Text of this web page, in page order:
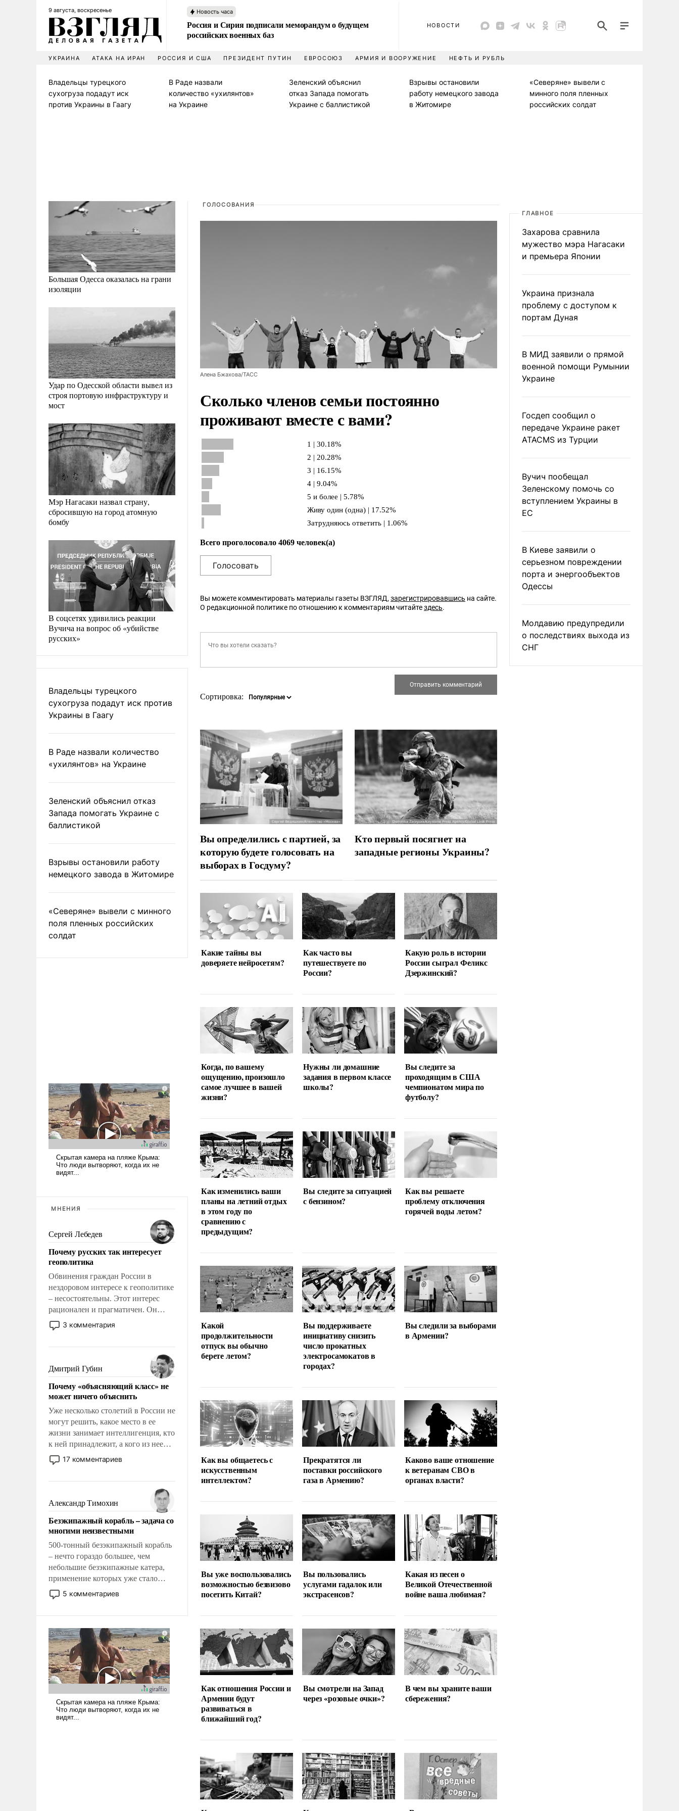
9 августа, воскресенье Новость часа
Россия и Сирия подписали меморандум о будущем
российских военных баз
НОВОСТИ
УКРАИНА АТАКА НА ИРАН РОССИЯ И США ПРЕЗИДЕНТ ПУТИН ЕВРОСОЮЗ АРМИЯ И ВООРУЖЕНИЕ НЕФТЬ И РУБЛЬ
Владельцы турецкого
сухогруза подадут иск
против Украины в Гаагу
В Раде назвали
количество «ухилянтов»
на Украине
Зеленский объяснил
отказ Запада помогать
Украине с баллистикой
Взрывы остановили
работу немецкого завода
в Житомире
«Северяне» вывели с
минного поля пленных
российских солдат
Большая Одесса оказалась на грани
изоляции
Удар по Одесской области вывел из
строя портовую инфраструктуру и
мост
Мэр Нагасаки назвал страну,
сбросившую на город атомную
бомбу
В соцсетях удивились реакции
Вучича на вопрос об «убийстве
русских»
Владельцы турецкого
сухогруза подадут иск против
Украины в Гаагу
В Раде назвали количество
«ухилянтов» на Украине
Зеленский объяснил отказ
Запада помогать Украине с
баллистикой
Взрывы остановили работу
немецкого завода в Житомире
«Северяне» вывели с минного
поля пленных российских
солдат
МНЕНИЯ
Сергей Лебедев
Почему русских так интересует
геополитика
Обвинения граждан России в
нездоровом интересе к геополитике
– несостоятельны. Этот интерес
рационален и прагматичен. Он
обусловлен тысячелетним опытом
выживания в крайне непростых
знанием, что мировая политика
имеет свойство заявляться на порог
нашего дома.
3 комментария
Дмитрий Губин
Почему «объясняющий класс» не
может ничего объяснить
Уже несколько столетий в России не
могут решить, какое место в ее
жизни занимает интеллигенция, кто
к ней принадлежит, а кого из нее
исключили с правом
восстановления и без оного. И чем
казалось, что эти вопросы решены
раз и навсегда, но – нет, не решены.
17 комментариев
Александр Тимохин
Безэкипажный корабль – задача со
многими неизвестными
500-тонный безэкипажный корабль
– нечто гораздо большее, чем
небольшие безэкипажные катера,
применение которых уже стало
обыденностью. Задача по созданию
такого корабля очень сложна и
наши боевые возможности.
5 комментариев
ГОЛОСОВАНИЯ
Алена Бжахова/ТАСС
Сколько членов семьи постоянно
проживают вместе с вами?
1 | 30.18%
2 | 20.28%
3 | 16.15%
4 | 9.04%
5 и более | 5.78%
Живу один (одна) | 17.52%
Затрудняюсь ответить | 1.06%
Всего проголосовало 4069 человек(а)
Вы можете комментировать материалы газеты ВЗГЛЯД, зарегистрировавшись на сайте.
О редакционной политике по отношению к комментариям читайтездесь.
Сортировка:
Вы определились с партией, за
которую будете голосовать на
выборах в Госдуму?
Кто первый посягнет на
западные регионы Украины?
Какие тайны вы
доверяете нейросетям?
Как часто вы
путешествуете по
России?
Какую роль в истории
России сыграл Феликс
Дзержинский?
Когда, по вашему
ощущению, произошло
самое лучшее в вашей
жизни?
Нужны ли домашние
задания в первом классе
школы?
Вы следите за
проходящим в США
чемпионатом мира по
футболу?
Как изменились ваши
планы на летний отдых
в этом году по
сравнению с
предыдущим?
Вы следите за ситуацией
с бензином?
Как вы решаете
проблему отключения
горячей воды летом?
Какой
продолжительности
отпуск вы обычно
берете летом?
Вы поддерживаете
инициативу снизить
число прокатных
электросамокатов в
городах?
Вы следили за выборами
в Армении?
Как вы общаетесь с
искусственным
интеллектом?
Прекратятся ли
поставки российского
газа в Армению?
Каково ваше отношение
к ветеранам СВО в
органах власти?
Вы уже воспользовались
возможностью безвизово
посетить Китай?
Вы пользовались
услугами гадалок или
экстрасенсов?
Какая из песен о
Великой Отечественной
войне ваша любимая?
Как отношения России и
Армении будут
развиваться в
ближайший год?
Вы смотрели на Запад
через «розовые очки»?
В чем вы храните ваши
сбережения?
ГЛАВНОЕ
Захарова сравнила
мужество мэра Нагасаки
и премьера Японии
Украина признала
проблему с доступом к
портам Дуная
В МИД заявили о прямой
военной помощи Румынии
Украине
Госдеп сообщил о
передаче Украине ракет
ATACMS из Турции
Вучич пообещал
Зеленскому помочь со
вступлением Украины в
ЕС
В Киеве заявили о
серьезном повреждении
порта и энергообъектов
Одессы
Молдавию предупредили
о последствиях выхода из
СНГ